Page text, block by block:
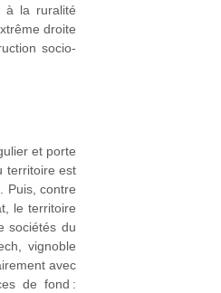
à la ruralité
droite
socio-
et porte
territoire est
Puis, contre
le territoire
sociétés du
vignoble
avec
de fond :